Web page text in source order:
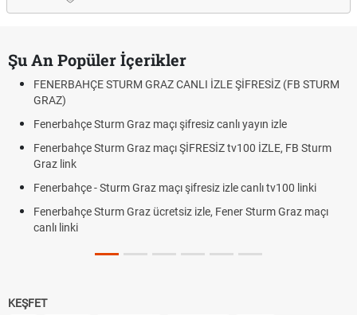
Şu An Popüler İçerikler
FENERBAHÇE STURM GRAZ CANLI İZLE ŞİFRESİZ (FB STURM
GRAZ)
Fenerbahçe Sturm Graz maçı şifresiz canlı yayın izle
Fenerbahçe Sturm Graz maçı ŞİFRESİZ tv100 İZLE, FB Sturm
Graz link
Fenerbahçe - Sturm Graz maçı şifresiz izle canlı tv100 linki
Fenerbahçe Sturm Graz ücretsiz izle, Fener Sturm Graz maçı
canlı linki
KEŞFET